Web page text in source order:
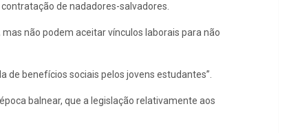
de nadadores-salvadores.
não podem aceitar vínculos laborais para não
de benefícios sociais pelos jovens estudantes”.
balnear, que a legislação relativamente aos